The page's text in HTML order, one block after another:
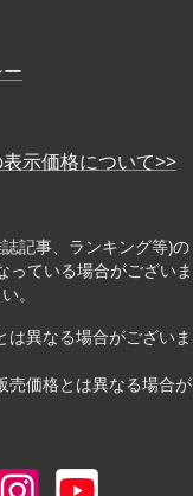
示価格について>>
記事、ランキング等)の
っている場合がございま
。
異なる場合がございま
価格とは異なる場合が